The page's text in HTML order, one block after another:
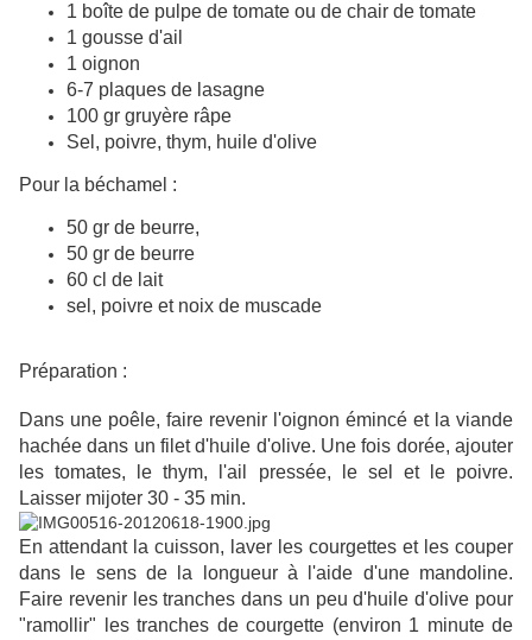
1 boîte de pulpe de tomate ou de chair de tomate
1 gousse d'ail
1 oignon
6-7 plaques de lasagne
100 gr gruyère râpe
Sel, poivre, thym, huile d'olive
Pour la béchamel :
50 gr de beurre,
50 gr de beurre
60 cl de lait
sel, poivre et noix de muscade
Préparation :
Dans une poêle, faire revenir l'oignon émincé et la viande
hachée dans un filet d'huile d'olive. Une fois dorée, ajouter
les tomates, le thym, l'ail pressée, le sel et le poivre.
Laisser mijoter 30 - 35 min.
En attendant la cuisson, laver les courgettes et les couper
dans le sens de la longueur à l'aide d'une mandoline.
Faire revenir les tranches dans un peu d'huile d'olive pour
"ramollir" les tranches de courgette (environ 1 minute de